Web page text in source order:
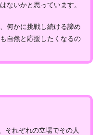
ないかと思っています。
何かに挑戦し続ける諦め
自然と応援したくなるの
それぞれの立場でその人